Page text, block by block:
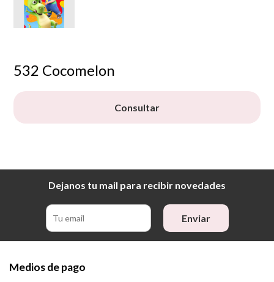
532 Cocomelon
Consultar
Dejanos tu mail para recibir novedades
Enviar
Medios de pago